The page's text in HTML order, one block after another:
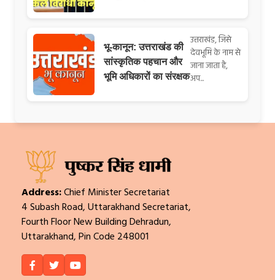
भू-कानून: उत्तराखंड की
सांस्कृतिक पहचान और
भूमि अधिकारों का संरक्षक
उत्तराखंड, जिसे
देवभूमि के नाम से
जाना जाता है,
अप...
Address:Chief Minister Secretariat
4 Subash Road, Uttarakhand Secretariat,
Fourth Floor New Building Dehradun,
Uttarakhand, Pin Code 248001